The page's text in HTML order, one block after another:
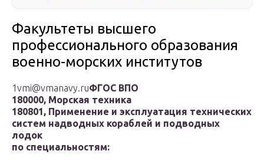
Факультеты высшего
профессионального образования
военно-морских институтов
1vmi@vmanavy.ruФГОС ВПО
180000, Морская техника
180801, Применение и эксплуатация технических
систем надводных кораблей и подводных
лодок
по специальностям: